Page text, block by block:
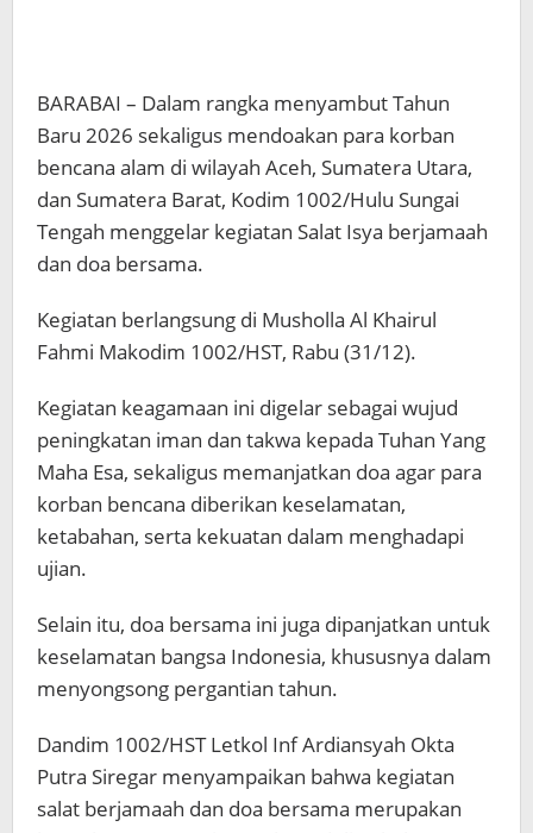
BARABAI – Dalam rangka menyambut Tahun
Baru 2026 sekaligus mendoakan para korban
bencana alam di wilayah Aceh, Sumatera Utara,
dan Sumatera Barat, Kodim 1002/Hulu Sungai
Tengah menggelar kegiatan Salat Isya berjamaah
dan doa bersama.
Kegiatan berlangsung di Musholla Al Khairul
Fahmi Makodim 1002/HST, Rabu (31/12).
Kegiatan keagamaan ini digelar sebagai wujud
peningkatan iman dan takwa kepada Tuhan Yang
Maha Esa, sekaligus memanjatkan doa agar para
korban bencana diberikan keselamatan,
ketabahan, serta kekuatan dalam menghadapi
ujian.
Selain itu, doa bersama ini juga dipanjatkan untuk
keselamatan bangsa Indonesia, khususnya dalam
menyongsong pergantian tahun.
Dandim 1002/HST Letkol Inf Ardiansyah Okta
Putra Siregar menyampaikan bahwa kegiatan
salat berjamaah dan doa bersama merupakan